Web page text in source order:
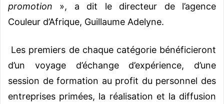
promotion », a dit le directeur de l’agence
Couleur d’Afrique, Guillaume Adelyne.
Les premiers de chaque catégorie bénéficieront
d’un voyage d’échange d’expérience, d’une
session de formation au profit du personnel des
entreprises primées, la réalisation et la diffusion